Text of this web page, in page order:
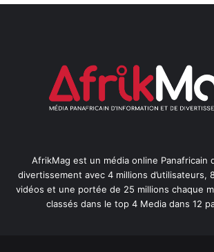
AfrikMag est un média online Panafricain
divertissement avec 4 millions d’utilisateurs,
vidéos et une portée de 25 millions chaque
classés dans le top 4 Media dans 12